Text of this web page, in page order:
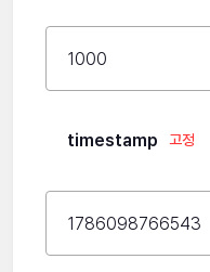
timestamp 고정